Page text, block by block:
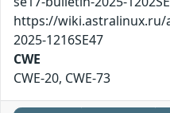
https://wiki.astralinux.ru/
2025-1216SE47
CWE
CWE-20, CWE-73